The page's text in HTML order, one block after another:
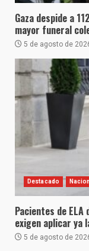
Gaza despide a
mayor funeral
5 de agosto de
Destacado
Pacientes de
exigen aplicar ya
5 de agosto de